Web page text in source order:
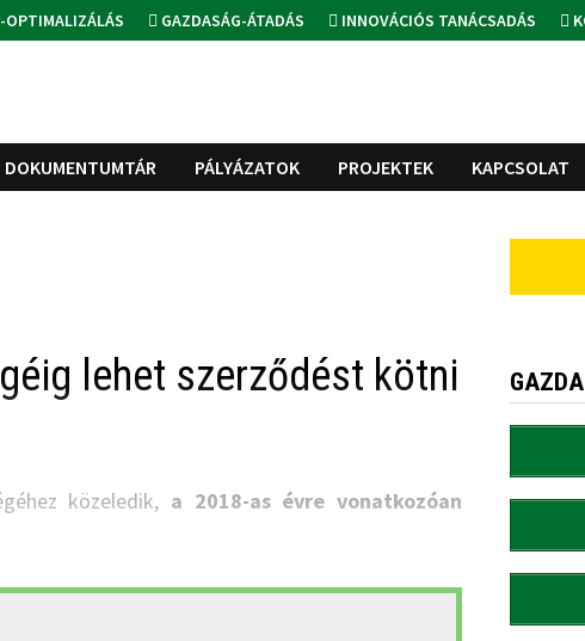
OPTIMALIZÁLÁS GAZDASÁG-ÁTADÁS INNOVÁCIÓS TANÁCSADÁS
DOKUMENTUMTÁR PÁLYÁZATOK PROJEKTEK KAPCSOLAT
lehet szerződést kötni
közeledik, a 2018-as évre vonatkozóan